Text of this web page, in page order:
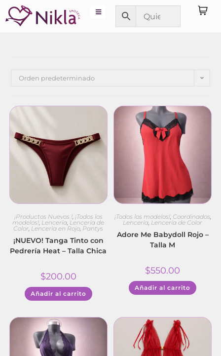
Orden predeterminado
¡Productos Nuevos !, ¡Todos los
modelos!, Lencería, Lencería de
Color, Lencería en Rojo, Pantys
¡NUEVO! Tanga Tinto con
Pedrería Heat – Talla Chica
$200.00
Añadir al carrito
¡Todos los modelos!, Coordinados,
Lencería, Lencería de Color
Adore Me Babydoll Rojo –
Talla M
$550.00
Añadir al carrito